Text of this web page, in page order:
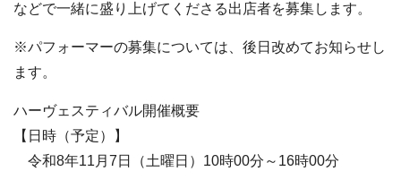
などで一緒に盛り上げてくださる出店者を募集します。
※パフォーマーの募集については、後日改めてお知らせし
ます。
ハーヴェスティバル開催概要
【日時（予定）】
令和8年11月7日（土曜日）10時00分～16時00分